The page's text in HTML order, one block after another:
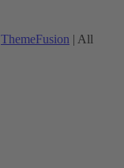
ThemeFusion | All